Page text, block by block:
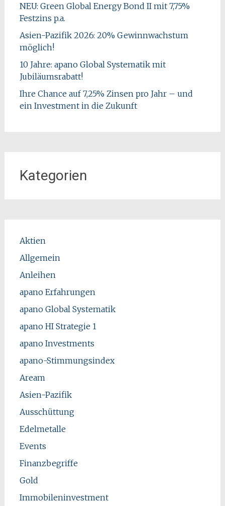
NEU: Green Global Energy Bond II mit 7,75%
Festzins p.a.
Asien-Pazifik 2026: 20% Gewinnwachstum
möglich!
10 Jahre: apano Global Systematik mit
Jubiläumsrabatt!
Ihre Chance auf 7,25% Zinsen pro Jahr – und
ein Investment in die Zukunft
Kategorien
Aktien
Allgemein
Anleihen
apano Erfahrungen
apano Global Systematik
apano HI Strategie 1
apano Investments
apano-Stimmungsindex
Aream
Asien-Pazifik
Ausschüttung
Edelmetalle
Events
Finanzbegriffe
Gold
Immobileninvestment